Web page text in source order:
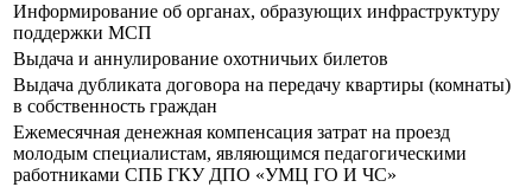
Информирование об органах, образующих инфраструктуру
поддержки МСП
Выдача и аннулирование охотничьих билетов
Выдача дубликата договора на передачу квартиры (комнаты)
в собственность граждан
Ежемесячная денежная компенсация затрат на проезд
молодым специалистам, являющимся педагогическими
работниками СПБ ГКУ ДПО «УМЦ ГО И ЧС»